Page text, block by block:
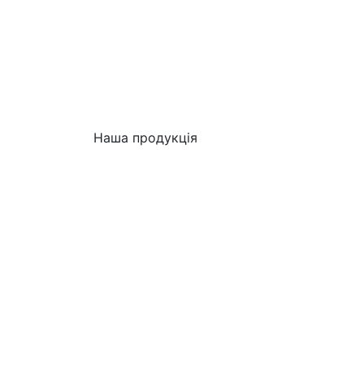
Наша продукція